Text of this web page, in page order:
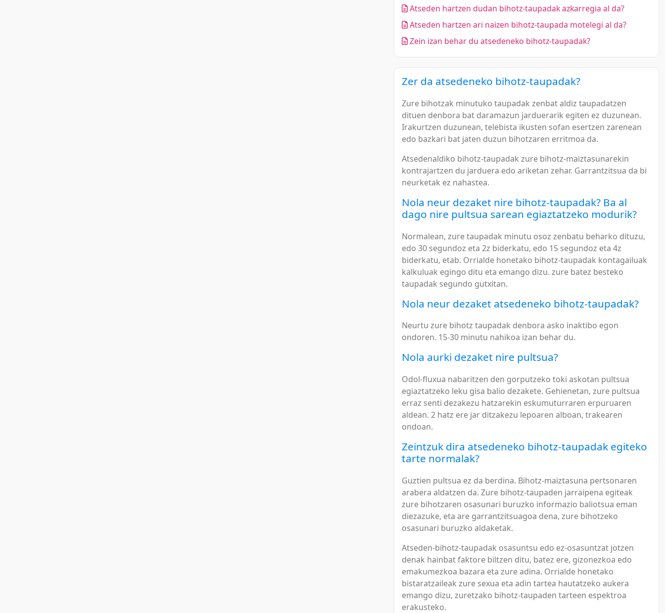
Atseden hartzen dudan bihotz-taupadak azkarregia al da?
Atseden hartzen ari naizen bihotz-taupada motelegi al da?
Zein izan behar du atsedeneko bihotz-taupadak?
Zer da atsedeneko bihotz-taupadak?
Zure bihotzak minutuko taupadak zenbat aldiz taupadatzen
dituen denbora bat daramazun jarduerarik egiten ez duzunean.
Irakurtzen duzunean, telebista ikusten sofan esertzen zarenean
edo bazkari bat jaten duzun bihotzaren erritmoa da.
Atsedenaldiko bihotz-taupadak zure bihotz-maiztasunarekin
kontrajartzen du jarduera edo ariketan zehar. Garrantzitsua da bi
neurketak ez nahastea.
Nola neur dezaket nire bihotz-taupadak? Ba al
dago nire pultsua sarean egiaztatzeko modurik?
Normalean, zure taupadak minutu osoz zenbatu beharko dituzu,
edo 30 segundoz eta 2z biderkatu, edo 15 segundoz eta 4z
biderkatu, etab. Orrialde honetako bihotz-taupadak kontagailuak
kalkuluak egingo ditu eta emango dizu. zure batez besteko
taupadak segundo gutxitan.
Nola neur dezaket atsedeneko bihotz-taupadak?
Neurtu zure bihotz taupadak denbora asko inaktibo egon
ondoren. 15-30 minutu nahikoa izan behar du.
Nola aurki dezaket nire pultsua?
Odol-fluxua nabaritzen den gorputzeko toki askotan pultsua
egiaztatzeko leku gisa balio dezakete. Gehienetan, zure pultsua
erraz senti dezakezu hatzarekin eskumuturraren erpuruaren
aldean. 2 hatz ere jar ditzakezu lepoaren alboan, trakearen
ondoan.
Zeintzuk dira atsedeneko bihotz-taupadak egiteko
tarte normalak?
Guztien pultsua ez da berdina. Bihotz-maiztasuna pertsonaren
arabera aldatzen da. Zure bihotz-taupaden jarraipena egiteak
zure bihotzaren osasunari buruzko informazio baliotsua eman
diezazuke, eta are garrantzitsuagoa dena, zure bihotzeko
osasunari buruzko aldaketak.
Atseden-bihotz-taupadak osasuntsu edo ez-osasuntzat jotzen
denak hainbat faktore biltzen ditu, batez ere, gizonezkoa edo
emakumezkoa bazara eta zure adina. Orrialde honetako
bistaratzaileak zure sexua eta adin tartea hautatzeko aukera
emango dizu, zuretzako bihotz-taupaden tarteen espektroa
erakusteko.